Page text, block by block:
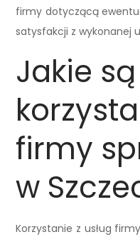
firmy dotyczącą
satysfakcji z wykonanej
Jakie
firmy
w
Korzystanie z usług